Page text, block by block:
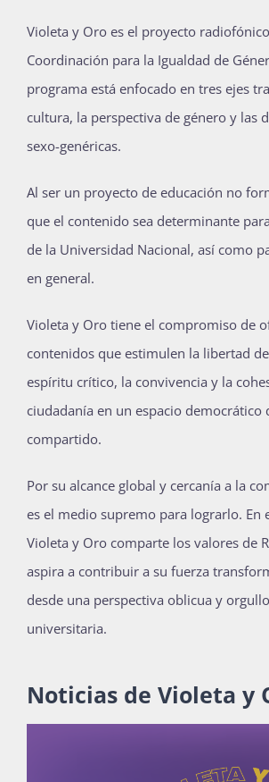
Publicaciones
Bienvenida generación
Violeta y Oro es el proyecto
Coordinación para la Igualdad de
programa está enfocado en tres ejes
cultura, la perspectiva de género y las
sexo-genéricas.
Al ser un proyecto de educación no
que el contenido sea determinante
de la Universidad Nacional, así como
en general.
Violeta y Oro tiene el compromiso de
contenidos que estimulen la libertad
espíritu crítico, la convivencia y la
ciudadanía en un espacio democrático
compartido.
Por su alcance global y cercanía a la
es el medio supremo para lograrlo. En
Violeta y Oro comparte los valores de
aspira a contribuir a su fuerza
desde una perspectiva oblicua y
universitaria.
Noticias de Violeta y